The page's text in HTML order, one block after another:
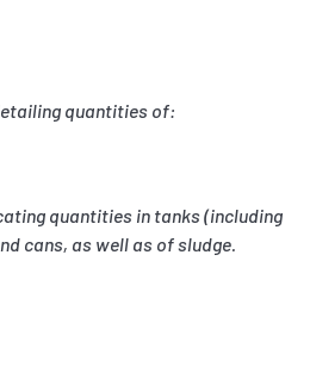
quantities of:
quantities in tanks (including
cans, as well as of sludge.